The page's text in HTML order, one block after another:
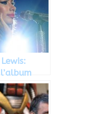
e le
del